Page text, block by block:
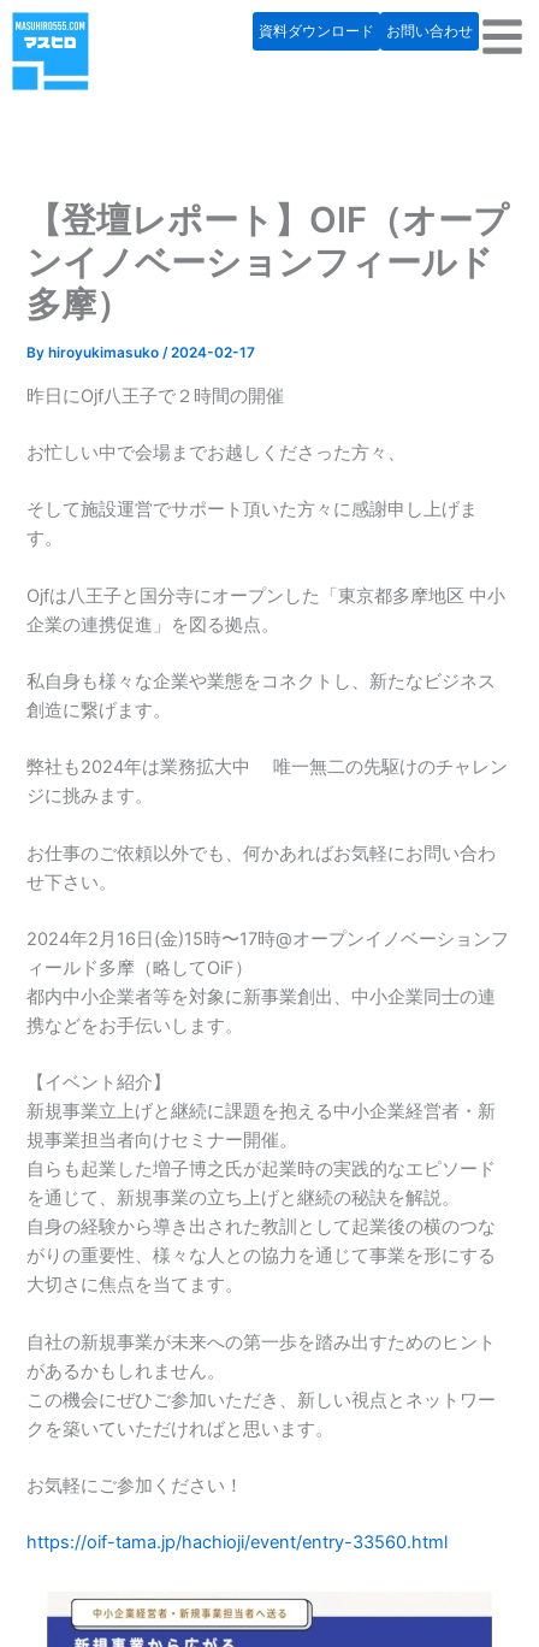
内
を
お問い合わせ
資料ダウンロード
【登壇レポート】OIF（オープ
ンイノベーションフィールド
多摩）
By hiroyukimasuko/2024-02-17
昨日にOjf八王子で２時間の開催
お忙しい中で会場までお越しくださった方々、
そして施設運営でサポート頂いた方々に感謝申し上げま
す。
Ojfは八王子と国分寺にオープンした「東京都多摩地区 中小
企業の連携促進」を図る拠点。
私自身も様々な企業や業態をコネクトし、新たなビジネス
創造に繋げます。
弊社も2024年は業務拡大中 唯一無二の先駆けのチャレン
ジに挑みます。
お仕事のご依頼以外でも、何かあればお気軽にお問い合わ
せ下さい。
2024年2月16日(金)15時〜17時@オープンイノベーションフ
ィールド多摩（略してOiF）
都内中小企業者等を対象に新事業創出、中小企業同士の連
携などをお手伝いします。
【イベント紹介】
新規事業立上げと継続に課題を抱える中小企業経営者・新
規事業担当者向けセミナー開催。
自らも起業した増子博之氏が起業時の実践的なエピソード
を通じて、新規事業の立ち上げと継続の秘訣を解説。
自身の経験から導き出された教訓として起業後の横のつな
がりの重要性、様々な人との協力を通じて事業を形にする
大切さに焦点を当てます。
自社の新規事業が未来への第一歩を踏み出すためのヒント
があるかもしれません。
この機会にぜひご参加いただき、新しい視点とネットワー
クを築いていただければと思います。
お気軽にご参加ください！
https://oif-tama.jp/hachioji/event/entry-33560.html